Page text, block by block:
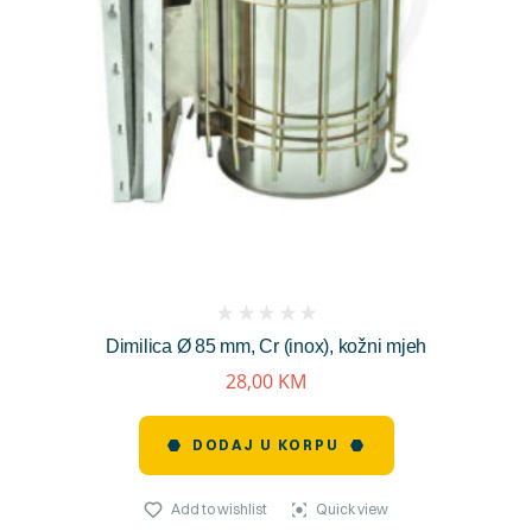
Dimilica Ø 85 mm, Cr (inox), kožni mjeh
reviews)
28,00 KM
DODAJ U KORPU
Add to wishlist Quick view